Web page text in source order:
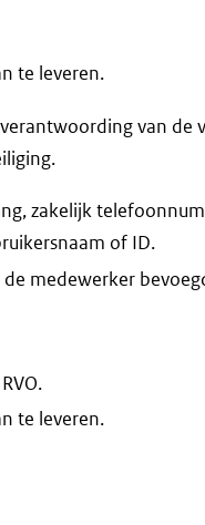
te leveren.
van de
zakelijk
of ID.
medewerker
te leveren.